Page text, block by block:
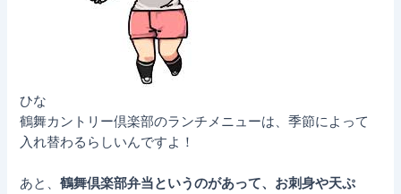
ひな
鶴舞カントリー倶楽部のランチメニューは、季節によって
入れ替わるらしいんですよ！
あと、鶴舞倶楽部弁当というのがあって、お刺身や天ぷ